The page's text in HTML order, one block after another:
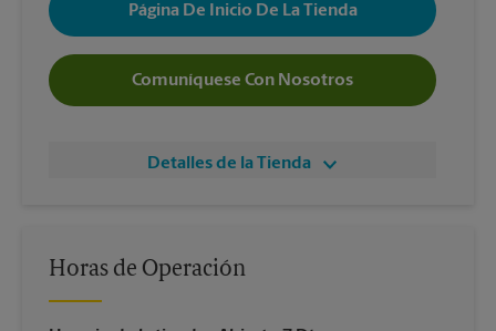
Página De Inicio De La Tienda
Comuníquese Con Nosotros
Detalles de la Tienda
Horas de Operación